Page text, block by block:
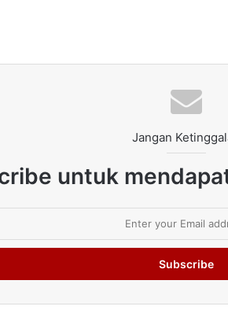
Jangan
untuk